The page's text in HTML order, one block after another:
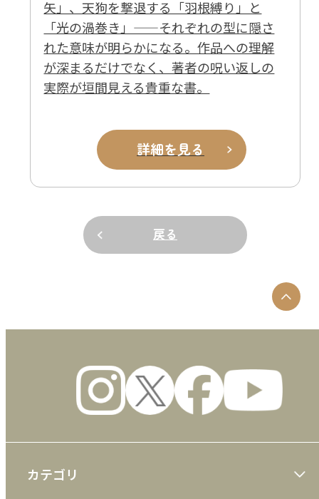
矢」、天狗を撃退する「羽根縛り」と
「光の渦巻き」——それぞれの型に隠さ
れた意味が明らかになる。作品への理解
が深まるだけでなく、著者の呪い返しの
実際が垣間見える貴重な書。
詳細を見る
戻る
カテゴリ